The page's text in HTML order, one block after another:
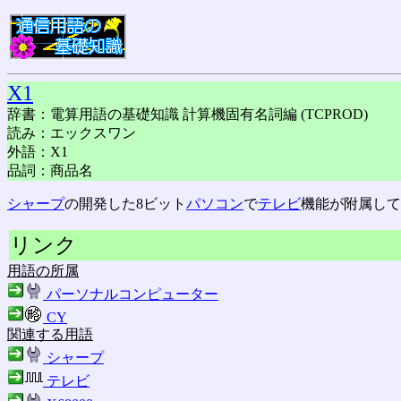
X1
辞書：電算用語の基礎知識 計算機固有名詞編 (TCPROD)
読み：エックスワン
外語：X1
品詞：商品名
シャープの開発した8ビット パソコンでテレビ機能が附属し
リンク
用語の所属
パーソナルコンピューター
CY
関連する用語
シャープ
テレビ